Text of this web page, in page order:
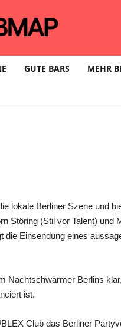
GUTE BARS MEHR
dem
lokale Berliner Szene und
Störing (Stil vor Talent) und
Einsendung eines
Nachtschwärmer Berlins
ist.
Club das Berliner